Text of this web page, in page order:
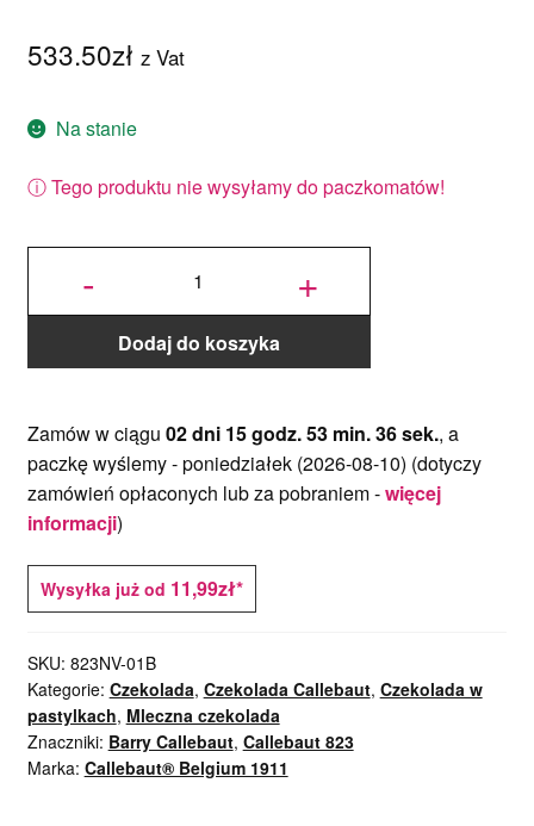
533.50zł z Vat
Na stanie
ⓘ Tego produktu nie wysyłamy do paczkomatów!
-
ilość
Callebaut
33,6% 3/5
- 10 kg
+
Dodaj do koszyka
Zamów w ciągu 02 dni 15 godz. 53 min. 36 sek., a
paczkę wyślemy -poniedziałek (2026-08-10) (dotyczy
zamówień opłaconych lub za pobraniem -więcej
informacji)
Wysyłka już od 11,99zł*
SKU: 823NV-01B
Kategorie: Czekolada, Czekolada Callebaut, Czekolada w
pastylkach, Mleczna czekolada
Znaczniki: Barry Callebaut, Callebaut 823
Marka: Callebaut® Belgium 1911